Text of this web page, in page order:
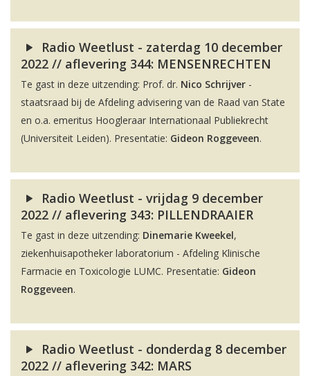
Radio Weetlust - zaterdag 10 december
2022 // aflevering 344: MENSENRECHTEN
Te gast in deze uitzending: Prof. dr. Nico Schrijver -
staatsraad bij de Afdeling advisering van de Raad van State
en o.a. emeritus Hoogleraar Internationaal Publiekrecht
(Universiteit Leiden). Presentatie: Gideon Roggeveen.
Radio Weetlust - vrijdag 9 december
2022 // aflevering 343: PILLENDRAAIER
Te gast in deze uitzending: Dinemarie Kweekel,
ziekenhuisapotheker laboratorium - Afdeling Klinische
Farmacie en Toxicologie LUMC. Presentatie: Gideon
Roggeveen.
Radio Weetlust - donderdag 8 december
2022 // aflevering 342: MARS